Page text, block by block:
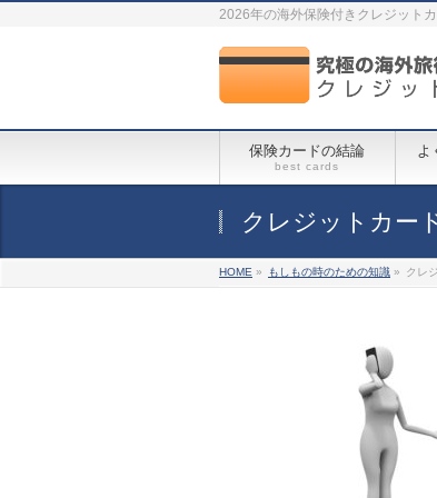
2026年の海外保険付きクレジット
保険カードの結論
best cards
よ
クレジットカー
HOME » もしもの時のための知識 » クレ